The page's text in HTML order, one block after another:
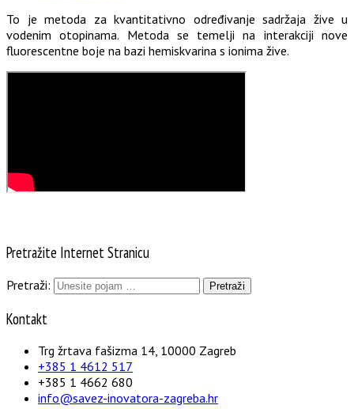
To je metoda za kvantitativno određivanje sadržaja žive u
vodenim otopinama. Metoda se temelji na interakciji nove
fluorescentne boje na bazi hemiskvarina s ionima žive.
Pretražite Internet Stranicu
Pretraži:
Kontakt
Trg žrtava fašizma 14, 10000 Zagreb
+385 1 4612 517
+385 1 4662 680
info@savez-inovatora-zagreba.hr